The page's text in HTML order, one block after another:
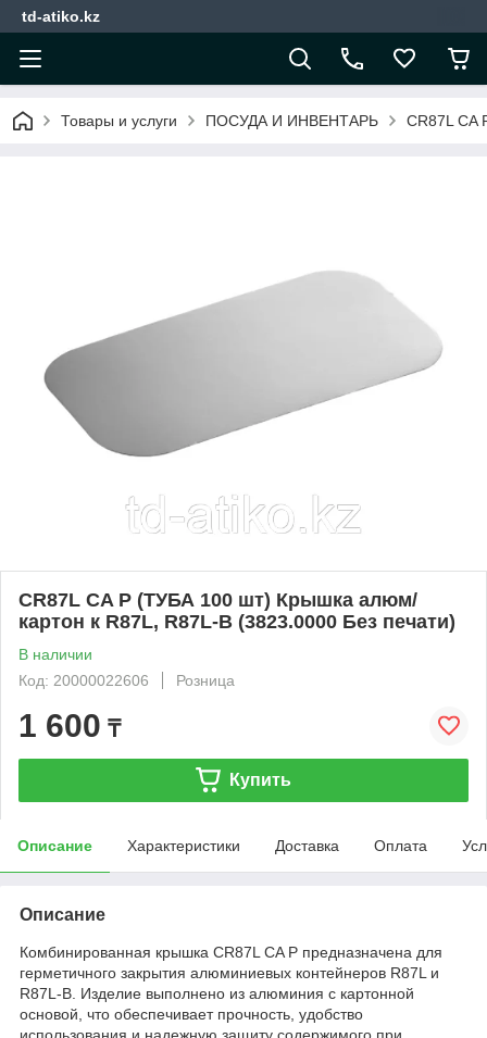
td-atiko.kz
Товары и услуги ПОСУДА И ИНВЕНТАРЬ CR87L CA
CR87L CA P (ТУБА 100 шт) Крышка алюм/
картон к R87L, R87L-B (3823.0000 Без печати)
В наличии
Код: 20000022606
Розница
1 600 ₸
Купить
Описание Характеристики Доставка Оплата
Описание
Комбинированная крышка CR87L CA P предназначена для
герметичного закрытия алюминиевых контейнеров R87L и
R87L-B. Изделие выполнено из алюминия с картонной
основой, что обеспечивает прочность, удобство
использования и надежную защиту содержимого при